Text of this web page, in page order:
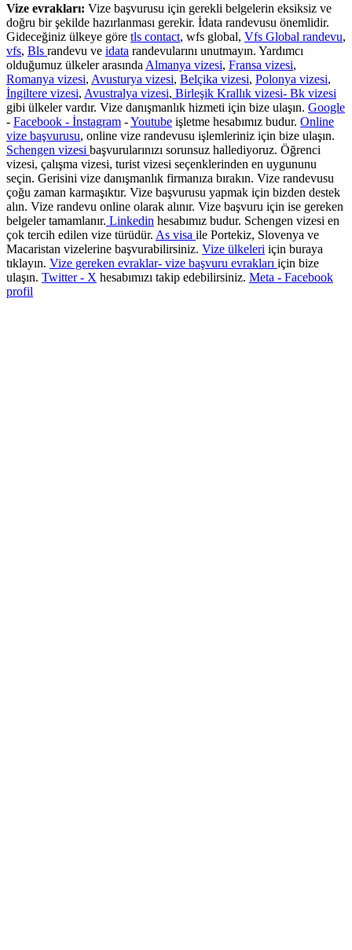
Vize evrakları: Vize başvurusu için gerekli belgelerin eksiksiz ve
doğru bir şekilde hazırlanması gerekir. İdata randevusu önemlidir.
Gideceğiniz ülkeye göre tls contact, wfs global, Vfs Global randevu,
vfs, Bls randevu ve idata randevularını unutmayın. Yardımcı
olduğumuz ülkeler arasında Almanya vizesi, Fransa vizesi,
Romanya vizesi, Avusturya vizesi, Belçika vizesi, Polonya vizesi,
İngiltere vizesi, Avustralya vizesi, Birleşik Krallık vizesi- Bk vizesi
gibi ülkeler vardır. Vize danışmanlık hizmeti için bize ulaşın. Google
- Facebook - İnstagram -Youtube işletme hesabımız budur. Online
vize başvurusu, online vize randevusu işlemleriniz için bize ulaşın.
Schengen vizesi başvurularınızı sorunsuz hallediyoruz. Öğrenci
vizesi, çalışma vizesi, turist vizesi seçenklerinden en uygununu
seçin. Gerisini vize danışmanlık firmanıza bırakın. Vize randevusu
çoğu zaman karmaşıktır. Vize başvurusu yapmak için bizden destek
alın. Vize randevu online olarak alınır. Vize başvuru için ise gereken
belgeler tamamlanır. Linkedin hesabımız budur. Schengen vizesi en
çok tercih edilen vize türüdür. As visa ile Portekiz, Slovenya ve
Macaristan vizelerine başvurabilirsiniz. Vize ülkeleri için buraya
tıklayın. Vize gereken evraklar- vize başvuru evrakları için bize
ulaşın. Twitter - X hesabımızı takip edebilirsiniz. Meta - Facebook
profil